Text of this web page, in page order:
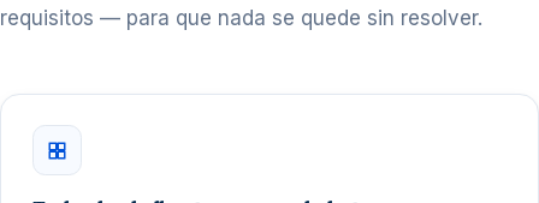
requisitos — para que nada se quede sin resolver.